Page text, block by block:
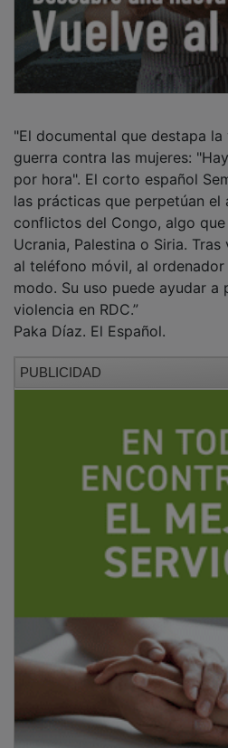
guerra contra las mujeres:
por hora". El corto español
las prácticas que perpetúan el
conflictos del Congo, algo
Ucrania, Palestina o Siria. Tras
al teléfono móvil, al
modo. Su uso puede ayudar a
violencia en RDC.”
Paka Díaz. El Español.